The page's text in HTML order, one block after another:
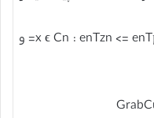
(ii) تقسیم ?n به دو مجموعه،x ϵ Cn : enTzn <= enTµn}}Ci= و